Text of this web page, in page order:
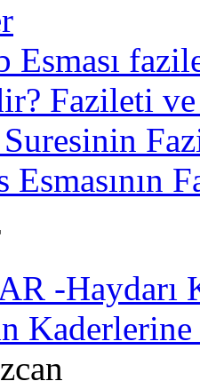
Fazileti
-Haydarı